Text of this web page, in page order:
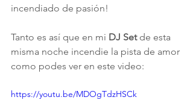
incendiado de pasión!
Tanto es así que en mi DJ Set de esta
misma noche incendie la pista de amor
como podes ver en este video:
https://youtu.be/MDOgTdzHSCk